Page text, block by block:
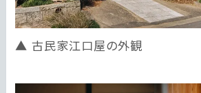
古民家江口屋の外観